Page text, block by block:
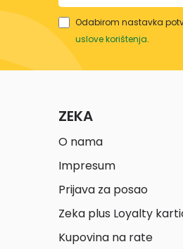
Odabirom nastavka
uslove korištenja.
ZEKA
O nama
Impresum
Prijava za posao
Zeka plus Loyalty
Kupovina na rate